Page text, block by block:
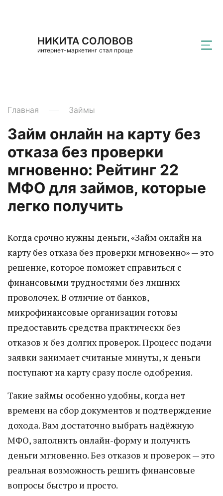
НИКИТА СОЛОВОВ
интернет-маркетинг стал проще
Главная Займы
Займ онлайн на карту без
отказа без проверки
мгновенно: Рейтинг 22
МФО для займов, которые
легко получить
Когда срочно нужны деньги, «Займ онлайн на
карту без отказа без проверки мгновенно» — это
решение, которое поможет справиться с
финансовыми трудностями без лишних
проволочек. В отличие от банков,
микрофинансовые организации готовы
предоставить средства практически без
отказов и без долгих проверок. Процесс подачи
заявки занимает считаные минуты, и деньги
поступают на карту сразу после одобрения.
Такие займы особенно удобны, когда нет
времени на сбор документов и подтверждение
дохода. Вам достаточно выбрать надёжную
МФО, заполнить онлайн-форму и получить
деньги мгновенно. Без отказов и проверок — это
реальная возможность решить финансовые
вопросы быстро и просто.